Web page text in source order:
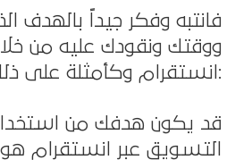
فانتبه وفكر جيداً
ووقتك ونقودك عليه من
انستقرام وكأمثلة على ذلك:
قد يكون هدفك من
التسويق عبر انستقرام هو